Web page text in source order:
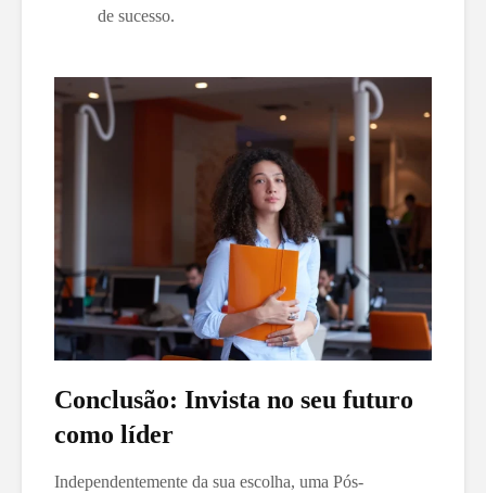
de sucesso.
Conclusão: Invista no seu futuro
como líder
Independentemente da sua escolha, uma Pós-